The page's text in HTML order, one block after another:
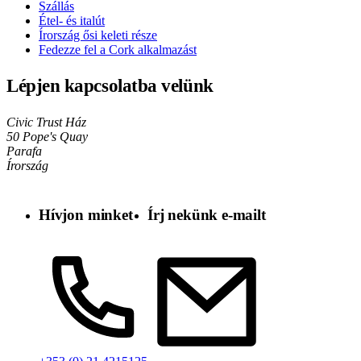
Szállás
Étel- és italút
Írország ősi keleti része
Fedezze fel a Cork alkalmazást
Lépjen kapcsolatba velünk
Civic Trust Ház
50 Pope's Quay
Parafa
Írország
Hívjon minket Írj nekünk e-mailt